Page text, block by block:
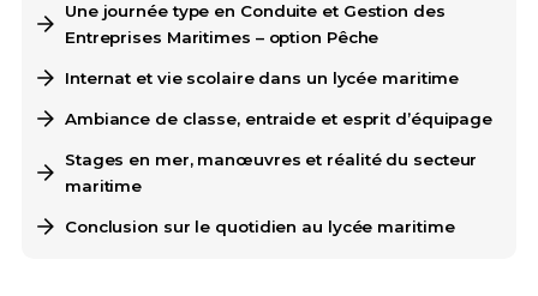
Une journée type en Conduite et Gestion des
Entreprises Maritimes – option Pêche
Internat et vie scolaire dans un lycée maritime
Ambiance de classe, entraide et esprit d’équipage
Stages en mer, manœuvres et réalité du secteur
maritime
Conclusion sur le quotidien au lycée maritime